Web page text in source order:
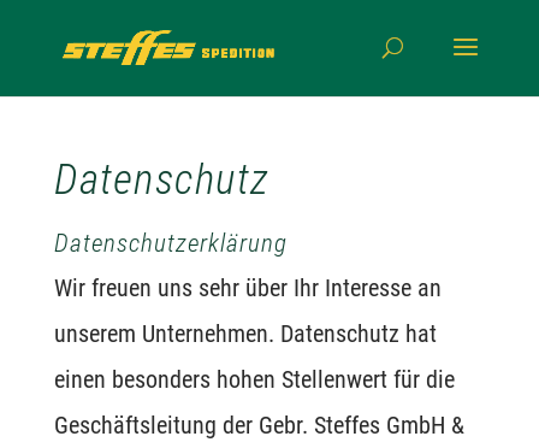
Datenschutz
Datenschutzerklärung
Wir freuen uns sehr über Ihr Interesse an
unserem Unternehmen. Datenschutz hat
einen besonders hohen Stellenwert für die
Geschäftsleitung der Gebr. Steffes GmbH &